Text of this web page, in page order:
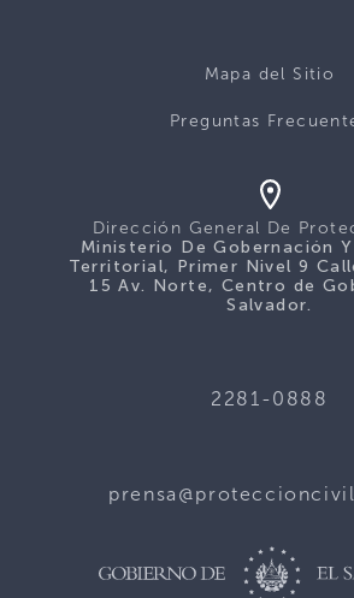
Mapa del Sitio
Preguntas
Dirección General De
Ministerio De Gobernación
Territorial, Primer Nivel 9
15 Av. Norte, Centro de
Salvador.
2281-0888